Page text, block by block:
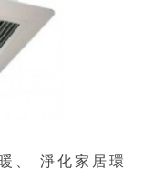
、 淨化家居環